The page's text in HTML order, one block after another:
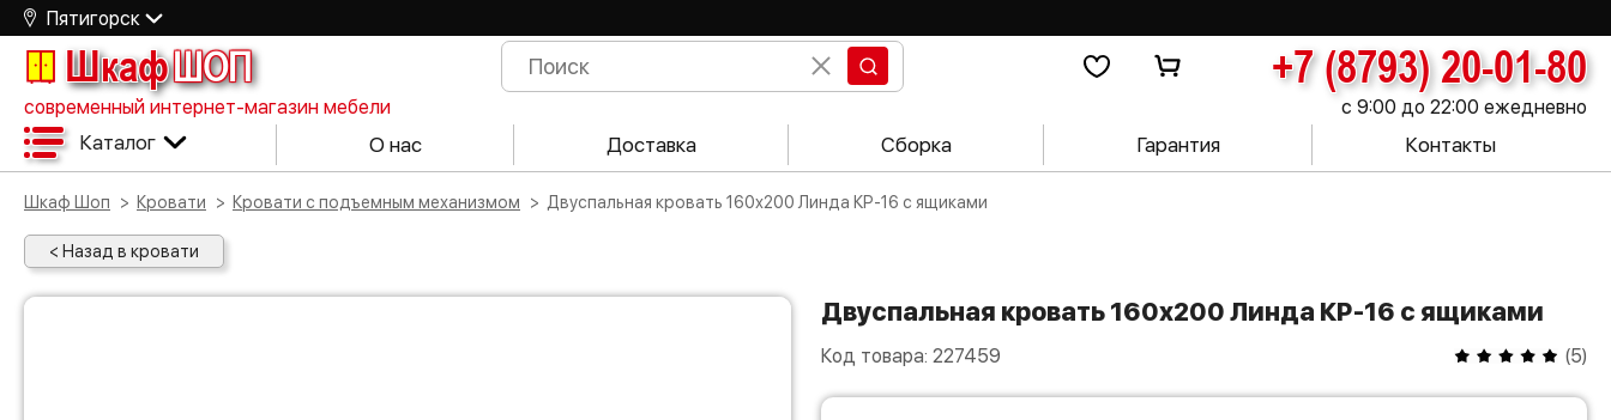
Пятигорск
ШкафШОП +7 (8793) 20-01-80
современный интернет-магазин мебели с 9:00 до 22:00 ежедневно
Каталог О нас Доставка Сборка Гарантия Контакты
Шкаф Шоп Кровати Кровати с подъемным механизмом Двуспальная кровать 160х200 Линда КР-16 с ящиками
< Назад в кровати
Двуспальная кровать 160х200 Линда КР-16 с ящиками
Код товара: 227459 (5)